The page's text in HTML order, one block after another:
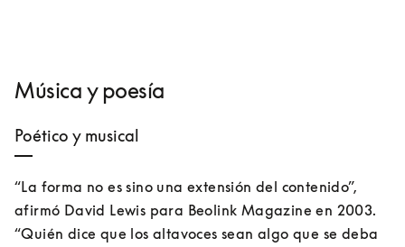
Música y poesía
Poético y musical
“La forma no es sino una extensión del contenido”,
afirmó David Lewis para Beolink Magazine en 2003.
“Quién dice que los altavoces sean algo que se deba